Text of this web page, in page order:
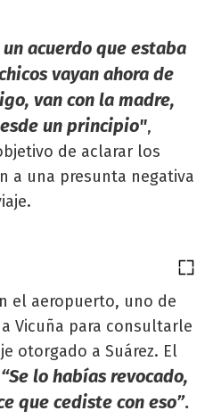
acuerdo que estaba
vayan ahora de
van con la madre,
un principio",
de aclarar los
a una presunta negativa
el aeropuerto, uno de
Vicuña para consultarle
otorgado a Suárez. El
“Se lo habías revocado,
que cediste con eso”.